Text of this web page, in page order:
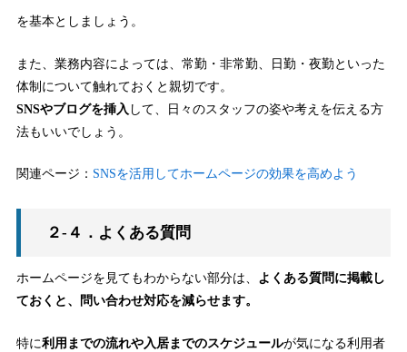
を基本としましょう。
また、業務内容によっては、常勤・非常勤、日勤・夜勤といった
体制について触れておくと親切です。
SNSやブログを挿入 して、日々のスタッフの姿や考えを伝える方
法もいいでしょう。
関連ページ： SNSを活用してホームページの効果を高めよう
２-４．よくある質問
ホームページを見てもわからない部分は、 よくある質問に掲載し
ておくと、問い合わせ対応を減らせます。
特に利用までの流れや入居までのスケジュールが気になる利用者